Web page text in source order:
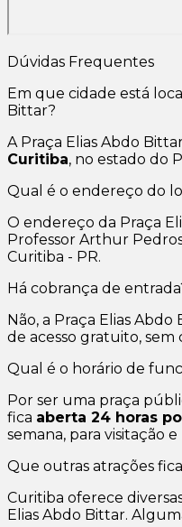
Dúvidas Frequentes
Em que cidade está
Bittar?
A Praça Elias Abdo
Curitiba, no estado do
Qual é o endereço do
O endereço da Praça
Professor Arthur
Curitiba - PR.
Há cobrança de
Não, a Praça Elias
de acesso gratuito,
Qual é o horário de
Por ser uma praça
fica aberta 24 horas
semana, para visitação e
Que outras atrações
Curitiba oferece
Elias Abdo Bittar.